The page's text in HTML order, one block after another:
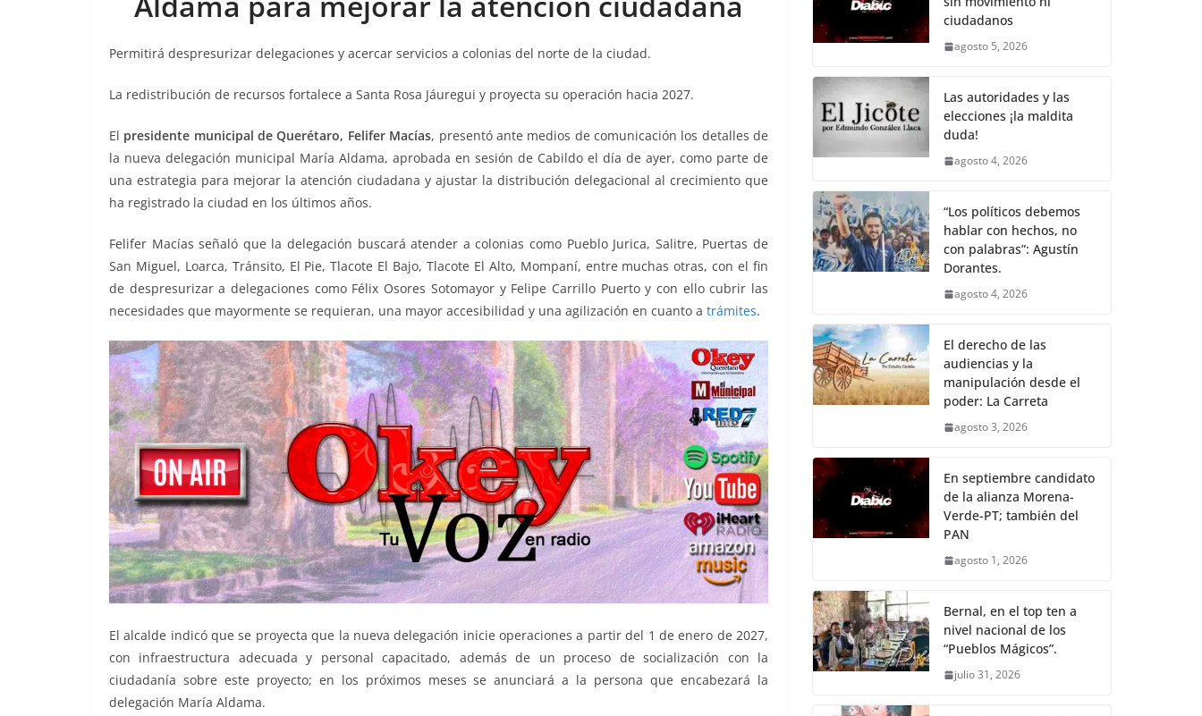
o
o
p
p
n
k
m
Permitirá despresurizar delegaciones y acercar servicios a colonias del norte de la ciudad.
La redistribución de recursos fortalece a Santa Rosa Jáuregui y proyecta su operación hacia 2027.
El presidente municipal de Querétaro, Felifer Macías, presentó ante medios de comunicación los detalles de
la nueva delegación municipal María Aldama, aprobada en sesión de Cabildo el día de ayer, como parte de
una estrategia para mejorar la atención ciudadana y ajustar la distribución delegacional al crecimiento que
ha registrado la ciudad en los últimos años.
Felifer Macías señaló que la delegación buscará atender a colonias como Pueblo Jurica, Salitre, Puertas de
San Miguel, Loarca, Tránsito, El Pie, Tlacote El Bajo, Tlacote El Alto, Mompaní, entre muchas otras, con el fin
de despresurizar a delegaciones como Félix Osores Sotomayor y Felipe Carrillo Puerto y con ello cubrir las
necesidades que mayormente se requieran, una mayor accesibilidad y una agilización en cuanto a trámites.
El alcalde indicó que se proyecta que la nueva delegación inicie operaciones a partir del 1 de enero de 2027,
con infraestructura adecuada y personal capacitado, además de un proceso de socialización con la
ciudadanía sobre este proyecto; en los próximos meses se anunciará a la persona que encabezará la
delegación María Aldama.
b
o
o
k
A
p
Li
n
a
ciudadanos
agosto 5, 2026
Las autoridades y las
elecciones ¡la maldita
duda!
agosto 4, 2026
“Los políticos debemos
hablar con hechos, no
con palabras”: Agustín
Dorantes.
agosto 4, 2026
El derecho de las
audiencias y la
manipulación desde el
poder: La Carreta
agosto 3, 2026
En septiembre candidato
de la alianza Morena-
Verde-PT; también del
PAN
agosto 1, 2026
Bernal, en el top ten a
nivel nacional de los
“Pueblos Mágicos”.
julio 31, 2026